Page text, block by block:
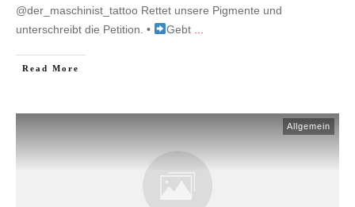
@der_maschinist_tattoo Rettet unsere Pigmente und
unterschreibt die Petition. ⁠•⁠
Gebt
Read More
Allgemein